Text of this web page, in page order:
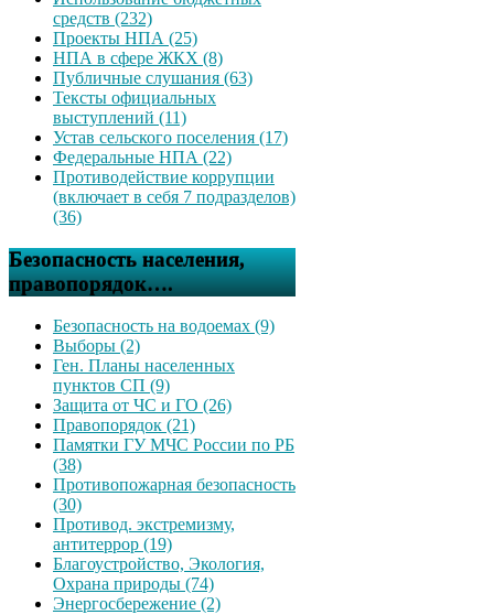
средств (232)
Проекты НПА (25)
НПА в сфере ЖКХ (8)
Публичные слушания (63)
Тексты официальных
выступлений (11)
Устав сельского поселения (17)
Федеральные НПА (22)
Противодействие коррупции
(включает в себя 7 подразделов)
(36)
Безопасность населения,
правопорядок….
Безопасность на водоемах (9)
Выборы (2)
Ген. Планы населенных
пунктов СП (9)
Защита от ЧС и ГО (26)
Правопорядок (21)
Памятки ГУ МЧС России по РБ
(38)
Противопожарная безопасность
(30)
Противод. экстремизму,
антитеррор (19)
Благоустройство, Экология,
Охрана природы (74)
Энергосбережение (2)